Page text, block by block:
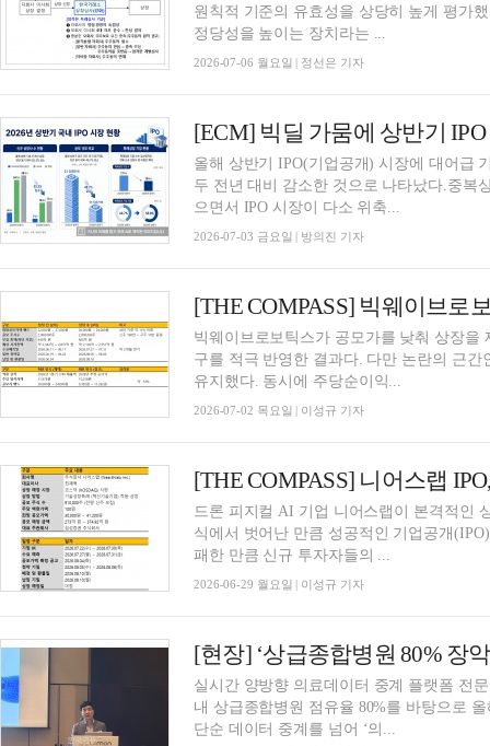
원칙적 기준의 유효성을 상당히 높게 평가
정당성을 높이는 장치라는 ...
2026-07-06 월요일 | 정선은 기자
올해 상반기 IPO(기업공개) 시장에 대어급
두 전년 대비 감소한 것으로 나타났다.중복
으면서 IPO 시장이 다소 위축...
2026-07-03 금요일 | 방의진 기자
빅웨이브로보틱스가 공모가를 낮춰 상장
구를 적극 반영한 결과다. 다만 논란의 근
유지했다. 동시에 주당순이익...
2026-07-02 목요일 | 이성규 기자
드론 피지컬 AI 기업 니어스랩이 본격적인
식에서 벗어난 만큼 성공적인 기업공개
패한 만큼 신규 투자자들의 ...
2026-06-29 월요일 | 이성규 기자
실시간 양방향 의료데이터 중계 플랫폼 전
내 상급종합병원 점유율 80%를 바탕으로
단순 데이터 중계를 넘어 ‘의...